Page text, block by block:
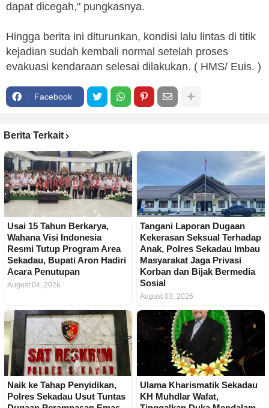
dapat dicegah," pungkasnya.
Hingga berita ini diturunkan, kondisi lalu lintas di titik
kejadian sudah kembali normal setelah proses
evakuasi kendaraan selesai dilakukan. ( HMS/ Euis. )
Facebook
Berita Terkait
Usai 15 Tahun Berkarya,
Wahana Visi Indonesia
Resmi Tutup Program Area
Sekadau, Bupati Aron Hadiri
Acara Penutupan
August 04, 2026
Tangani Laporan Dugaan
Kekerasan Seksual Terhadap
Anak, Polres Sekadau Imbau
Masyarakat Jaga Privasi
Korban dan Bijak Bermedia
Sosial
August 03, 2026
Naik ke Tahap Penyidikan,
Polres Sekadau Usut Tuntas
Ulama Kharismatik Sekadau
KH Muhdlar Wafat,